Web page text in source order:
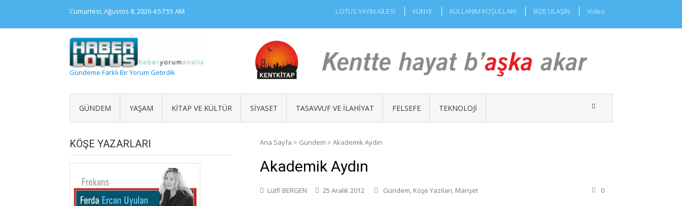
Cumartesi, Ağustos 8, 20264:57:55 AM LOTUS YAYIN AİLESİ KÜNYE KULLANIM KOŞULLARI BİZE ULAŞIN Video
Gündeme Farklı Bir Yorum Getirdik
GÜNDEM YAŞAM KITAP VE KÜLTÜR SIYASET TASAVVUF VE İLAHIYAT FELSEFE TEKNOLOJI
Ana Sayfa > Gündem > Akademik Aydın
Akademik Aydın
Lütfi BERGEN 25 Aralık 2012 Gündem, Köşe Yazıları, Manşet 0
KÖŞE YAZARLARI